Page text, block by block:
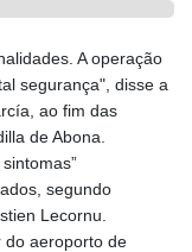
A operação
segurança", disse a
ao fim das
de Abona.
segundo
Lecornu.
do aeroporto de